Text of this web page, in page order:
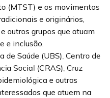
(MTST) e os movimentos
e originários,
outros grupos que atuam
e inclusão.
de Saúde (UBS), Centro de
Social (CRAS), Cruz
e outras
que atuem na